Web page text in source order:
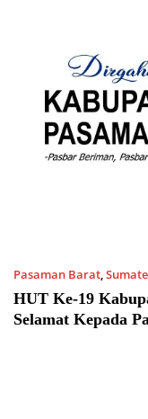
Pasaman Barat,
HUT Ke-19
Selamat Kepada